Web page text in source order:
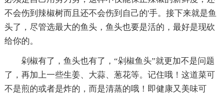
不会伤到辣椒树而且还不会伤到自己的'手。接下来就是鱼
头了，尽管选最大的鱼头，鱼头也要是活的，最好是现砍
给你的。
剁椒有了，鱼头也有了，“剁椒鱼头”就更加不是问题
了，再加上一些生姜、大蒜、葱花等。记住哦！这道菜可
不是煎的或者是炸的，而是清蒸的哦！即健康又美味可